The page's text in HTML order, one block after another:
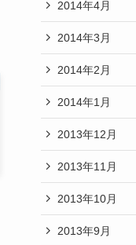
2014年4月
2014年3月
2014年2月
2014年1月
2013年12月
2013年11月
2013年10月
2013年9月